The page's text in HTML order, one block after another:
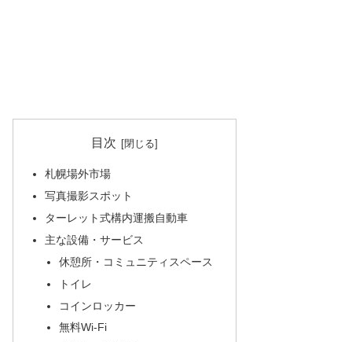
目次
札幌場外市場
写真撮影スポット
ターレット式構内運搬自動車
主な設備・サービス
休憩所・コミュニティスペース
トイレ
コインロッカー
無料Wi-Fi